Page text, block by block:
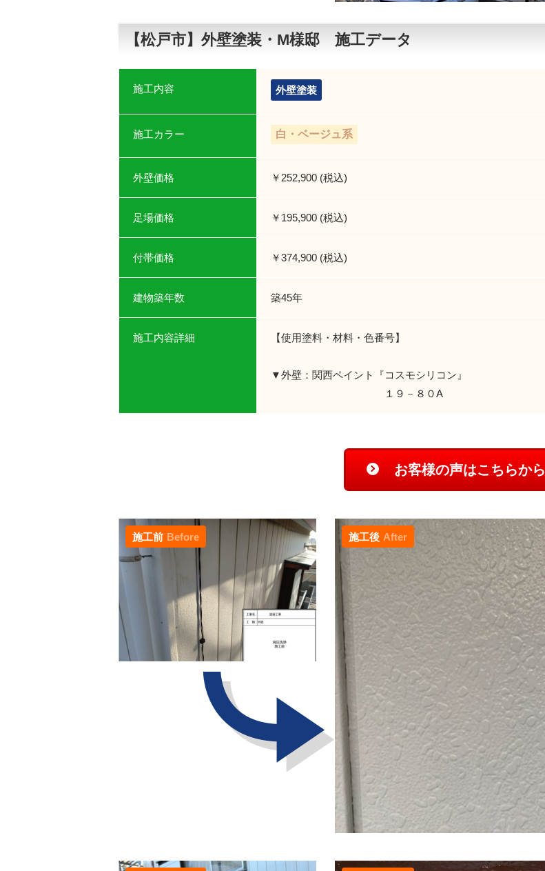
【松戸市】外壁塗装・М様邸 施工データ
施工内容 外壁塗装
施工カラー 白・ベージュ系
外壁価格 ￥252,900 (税込)
足場価格 ￥195,900 (税込)
付帯価格 ￥374,900 (税込)
建物築年数 築45年
施工内容詳細 【使用塗料・材料・色番号】
▼外壁：関西ペイント『コスモシリコン』
１９－８０A
お客様の声はこちらから
施工前 Before 施工後 After